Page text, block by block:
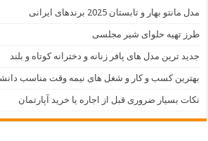
مدل مانتو بهار و تابستان 2025 برندهای ایرانی
طرز تهیه حلوای شیر مجلسی
جدید ترین مدل های پافر زنانه و دخترانه کوتاه و بلند
بهترین کسب و کار و شغل های نیمه وقت مناسب
نکات بسیار ضروری قبل از اجاره یا خرید آپارتمان